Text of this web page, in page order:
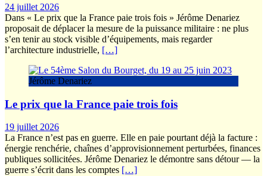
24 juillet 2026
Dans « Le prix que la France paie trois fois » Jérôme Denariez
proposait de déplacer la mesure de la puissance militaire : ne plus
s’en tenir au stock visible d’équipements, mais regarder
l’architecture industrielle, […]
Jérôme Denariez
Le prix que la France paie trois fois
19 juillet 2026
La France n’est pas en guerre. Elle en paie pourtant déjà la facture :
énergie renchérie, chaînes d’approvisionnement perturbées, finances
publiques sollicitées. Jérôme Denariez le démontre sans détour — la
guerre s’écrit dans les comptes […]